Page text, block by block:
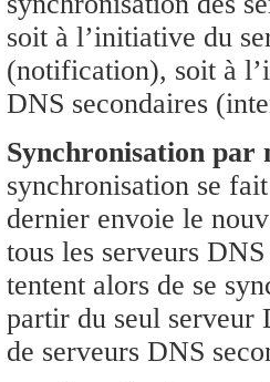
soit à l’initiative du
(notification), soit à
DNS secondaires
Synchronisation
synchronisation se
dernier envoie le
tous les serveurs
tentent alors de se
partir du seul serveur
de serveurs DNS